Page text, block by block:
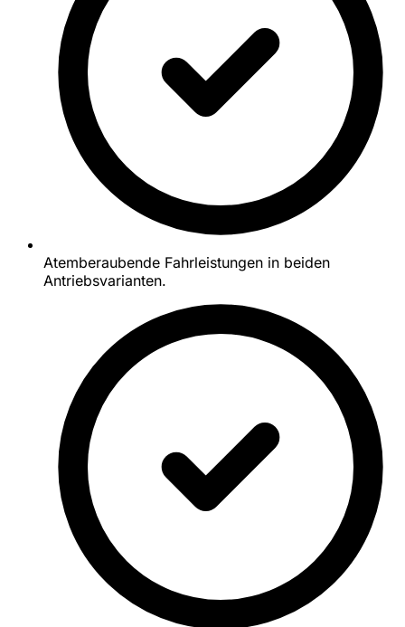
Atemberaubende Fahrleistungen in beiden
Antriebsvarianten.